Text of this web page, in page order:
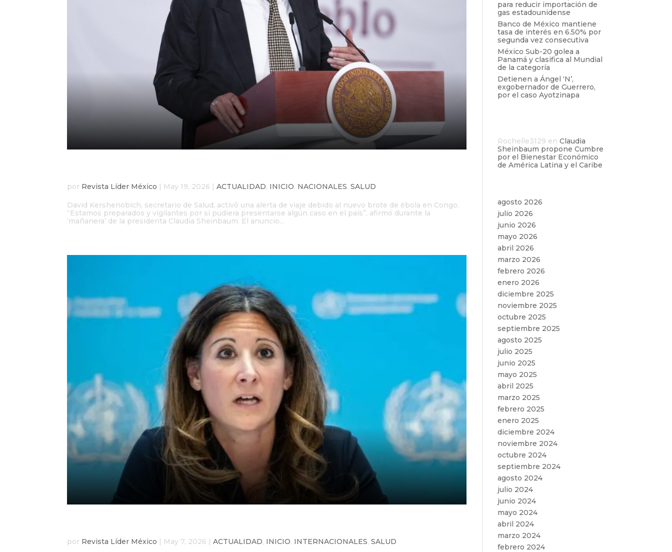
por Revista Líder México | May 19, 2026 |ACTUALIDAD, INICIO, NACIONALES,SALUD
David Kershenobich, secretario de Salud, activó una alerta de viaje debido al nuevo brote de ébola en Congo.
“Estamos preparados y vigilantes por si pudiera presentarse algún caso en el país”, afirmó durante la
‘mañanera’ de la presidenta Claudia Sheinbaum. El anuncio...
por Revista Líder México | May 7, 2026 |ACTUALIDAD, INICIO, INTERNACIONALES,SALUD
para reducir importación de
gas estadounidense
Banco de México mantiene
tasa de interés en 6.50% por
segunda vez consecutiva
México Sub-20 golea a
Panamá y clasifica al Mundial
de la categoría
Detienen a Ángel ‘N’,
exgobernador de Guerrero,
por el caso Ayotzinapa
Rochelle3129 en Claudia
Sheinbaum propone Cumbre
por el Bienestar Económico
de América Latina y el Caribe
agosto 2026
julio 2026
junio 2026
mayo 2026
abril 2026
marzo 2026
febrero 2026
enero 2026
diciembre 2025
noviembre 2025
octubre 2025
septiembre 2025
agosto 2025
julio 2025
junio 2025
mayo 2025
abril 2025
marzo 2025
febrero 2025
enero 2025
diciembre 2024
noviembre 2024
octubre 2024
septiembre 2024
agosto 2024
julio 2024
junio 2024
mayo 2024
abril 2024
marzo 2024
febrero 2024